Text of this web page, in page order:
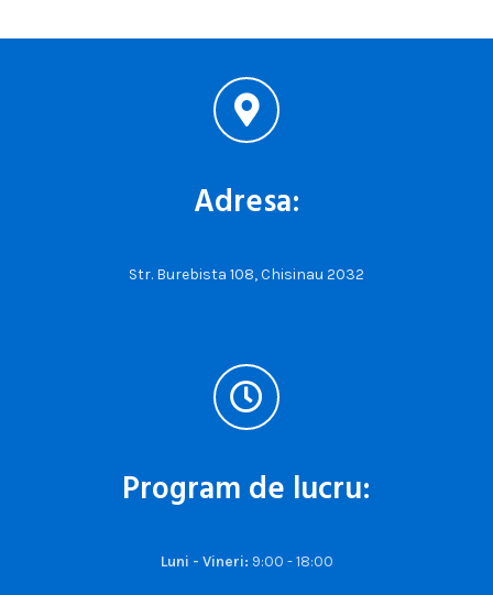
Adresa:
Str. Burebista 108, Chisinau 2032
Program de lucru:
Luni - Vineri: 9:00 - 18:00